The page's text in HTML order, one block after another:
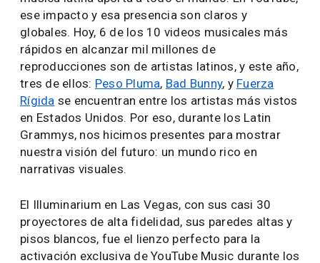
NOTICIAS Y EVENTOS
DENTRO DE LA EXHIBICIÓN
DE VIDEOS MUSICALES DE
YOUTUBE EN LOS LATIN
GRAMMY
THE YOUTUBE TEAM